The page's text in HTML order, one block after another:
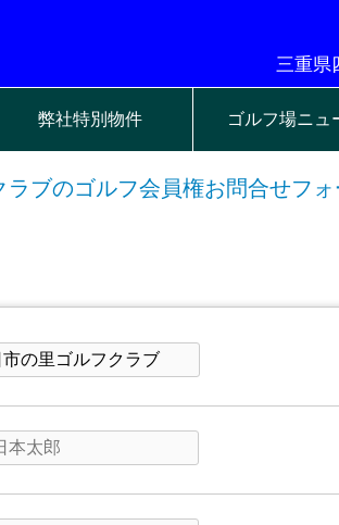
三重県
弊社特別物件 ゴルフ場ニュ
ラブのゴルフ会員権お問合せフ